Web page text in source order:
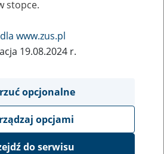
r. do 31 marca 2022 r. ZUS
klientów we wszystkich
w godz. 8.00–17.00.
stopce.
www.zus.pl
19.08.2024 r.
opcjonalne
opcjami
do serwisu